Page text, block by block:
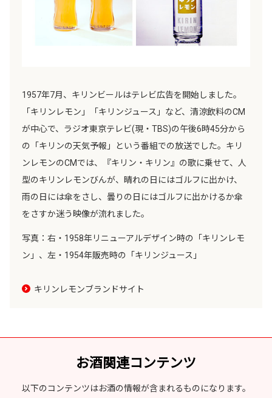
1957年7月、キリンビールはテレビ広告を開始しました。
「キリンレモン」「キリンジュース」など、清涼飲料のCM
が中心で、ラジオ東京テレビ(現・TBS)の午後6時45分から
の「キリンの天気予報」という番組での放送でした。キリ
ンレモンのCMでは、『キリン・キリン』の歌に乗せて、人
型のキリンレモンびんが、晴れの日にはゴルフに出かけ、
雨の日には傘をさし、曇りの日にはゴルフに出かけるか傘
をさすか迷う映像が流れました。
写真：右・1958年リニューアルデザイン時の「キリンレモ
ン」、左・1954年販売時の「キリンジュース」
キリンレモンブランドサイト
お酒関連コンテンツ
以下のコンテンツはお酒の情報が含まれるものになります。